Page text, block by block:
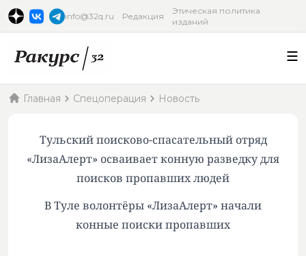
info@32q.ru Редакция
Этическая политика
изданий
Главная Спецоперация Новость
Тульский поисково-спасательный отряд
«ЛизаАлерт» осваивает конную разведку для
поисков пропавших людей
В Туле волонтёры «ЛизаАлерт» начали
конные поиски пропавших